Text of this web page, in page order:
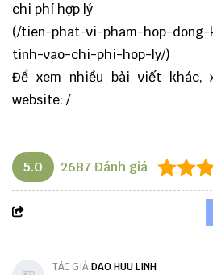
chi phí hợp lý
(/tien-phat-vi-pham-hop-
tinh-vao-chi-phi-hop-ly/)
Để xem nhiều bài viết khác,
website: /
5.0 2687 Đánh giá
TÁC GIẢDAO HUU LINH